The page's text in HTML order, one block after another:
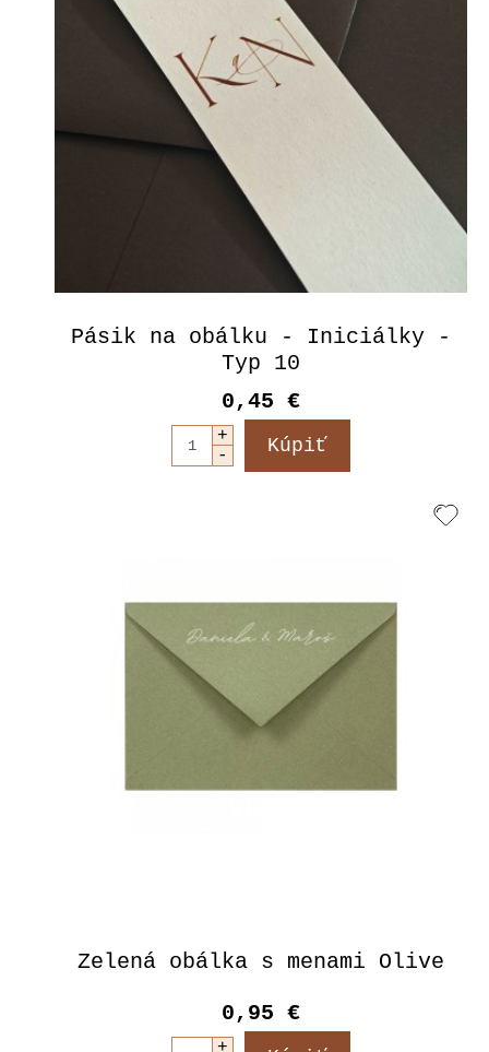
Pásik na obálku - Iniciálky -
Typ 10
0,45 €
Zelená obálka s menami Olive
0,95 €